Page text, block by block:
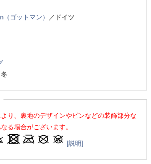
（ゴットマン）
／ドイツ
り、裏地のデザインやピンなどの装飾部分な
る場合がございます。
[説明]